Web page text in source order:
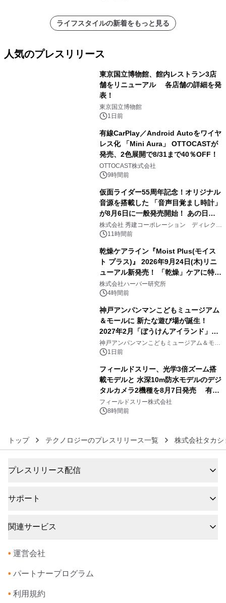
ライフスタイルの新着をもっと見る
人気のプレスリリース
東京国立博物館、館内レストラン3店
舗をリニューアル 各店舗の詳細を発
表！
東京国立博物館
1日前
有線CarPlay／Android Autoをワイヤ
レス化 「Mini Aura」 OTTOCASTが
発売、2色展開で8/31まで40％OFF！
OTTOCAST株式会社
9時間前
仮面ライダー55周年記念！オリジナル
音源を搭載した 「音声目覚まし時計」
が8月6日に一般発売開始！ あの日の
大興奮が今甦る
株式会社 秀建コーポレーション ディレクト
アートギャラリー
11時間前
乾燥ケアライン『Moist Plus(モイス
ト プラス)』 2026年9月24日(木)リニ
ューアル新発売！ 「乾燥」ケアに特化
し、ライン使いで潤いに満ちた肌へ
株式会社ハーバー研究所
4時間前
神戸アンパンマンこどもミュージアム
＆モールに 新たな遊び場が誕生！
2027年2月「ぼうけんアイランド」が
オープン
神戸アンパンマンこどもミュージアム＆モー
ル 1日前
フィールドスリー、光学3倍ズーム搭
載モデルと 水深10m防水モデルのデジ
タルカメラ2機種を8月7日発売 有効
約1300万画素、用途別に選べるコンデ
ジ新登場
フィールドスリー株式会社
8時間前
トップ テクノロジーのプレスリリース一覧 株式会社タカシ
プレスリリース配信
サポート
関連サービス
• 運営会社
• パートナープログラム
• 利用規約